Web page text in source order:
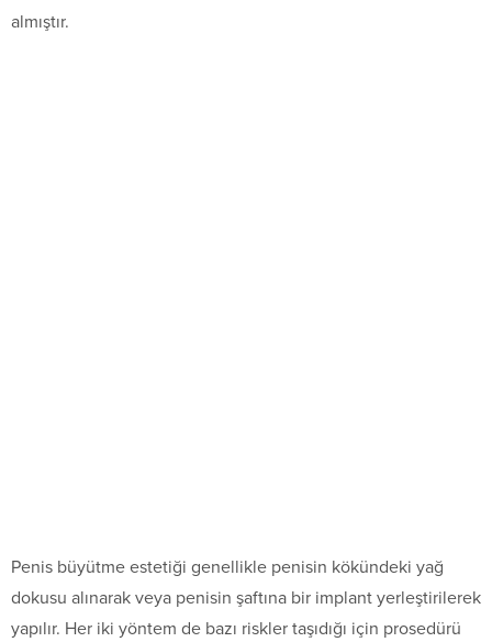
almıştır.
Penis büyütme estetiği genellikle penisin kökündeki yağ
dokusu alınarak veya penisin şaftına bir implant yerleştirilerek
yapılır. Her iki yöntem de bazı riskler taşıdığı için prosedürü